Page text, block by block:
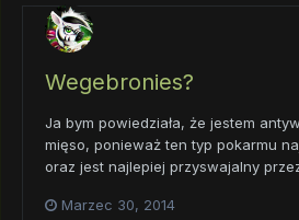
Wegebronies?
Ja bym powiedziała, że jestem
mięso, ponieważ ten typ pokarmu
oraz jest najlepiej przyswajalny
Marzec 30, 2014